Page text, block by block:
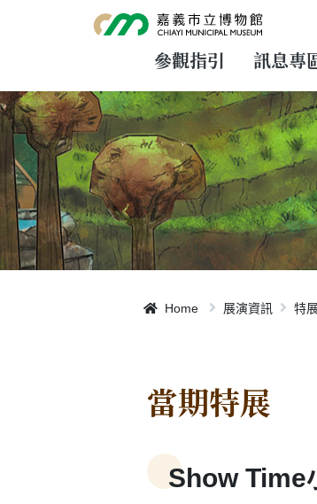
參觀指引 訊息專
Home 展演資訊 特
當期特展
Show Time